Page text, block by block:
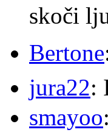
skoči
Bertone
jura22:
smayoo